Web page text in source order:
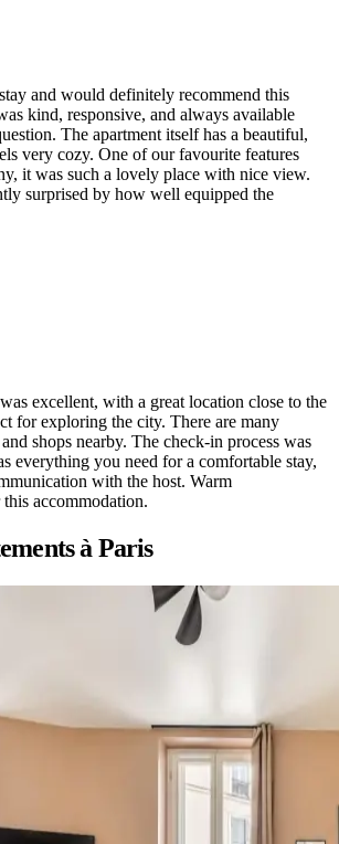
and would definitely recommend this
kind, responsive, and always available
The apartment itself has a beautiful,
very cozy. One of our favourite features
it was such a lovely place with nice view.
surprised by how well equipped the
excellent, with a great location close to the
for exploring the city. There are many
shops nearby. The check-in process was
everything you need for a comfortable stay,
with the host. Warm
accommodation.
à Paris